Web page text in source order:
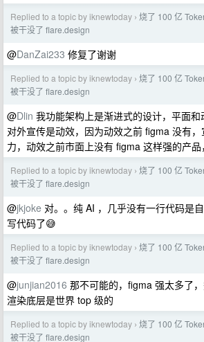
Replied to a topic by iknewtoday › 烧了 100 亿
被干没了 flare.design
@DanZai233 修复了谢谢
Replied to a topic by iknewtoday › 烧了 100 亿
被干没了 flare.design
@Dlin 我功能架构上是渐进式的设计，平面
对外宣传是动效，因为动效之前 figma 没有
力，动效之前市面上没有 figma 这样强的产品
Replied to a topic by iknewtoday › 烧了 100 亿
被干没了 flare.design
@jkjoke 对。。纯 AI ，几乎没有一行代码是
写代码了😅
Replied to a topic by iknewtoday › 烧了 100 亿
被干没了 flare.design
@junjian2016 那不可能的，figma 强太多了
渲染底层是世界 top 级的
Replied to a topic by iknewtoday › 烧了 100 亿
被干没了 flare.design